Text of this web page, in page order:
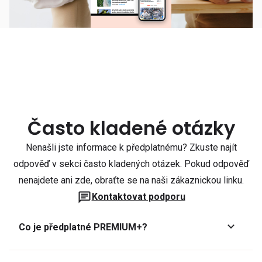
Často kladené otázky
Nenašli jste informace k předplatnému? Zkuste najít
odpověď v sekci často kladených otázek. Pokud odpověď
nenajdete ani zde, obraťte se na naši zákaznickou linku.
Kontaktovat podporu
Co je předplatné PREMIUM+?